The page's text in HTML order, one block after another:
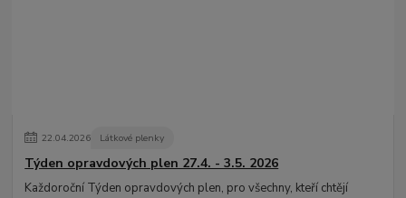
22.04.2026 Látkové plenky
Týden opravdových plen 27.4. - 3.5. 2026
Každoroční Týden opravdových plen, pro všechny, kteří chtějí